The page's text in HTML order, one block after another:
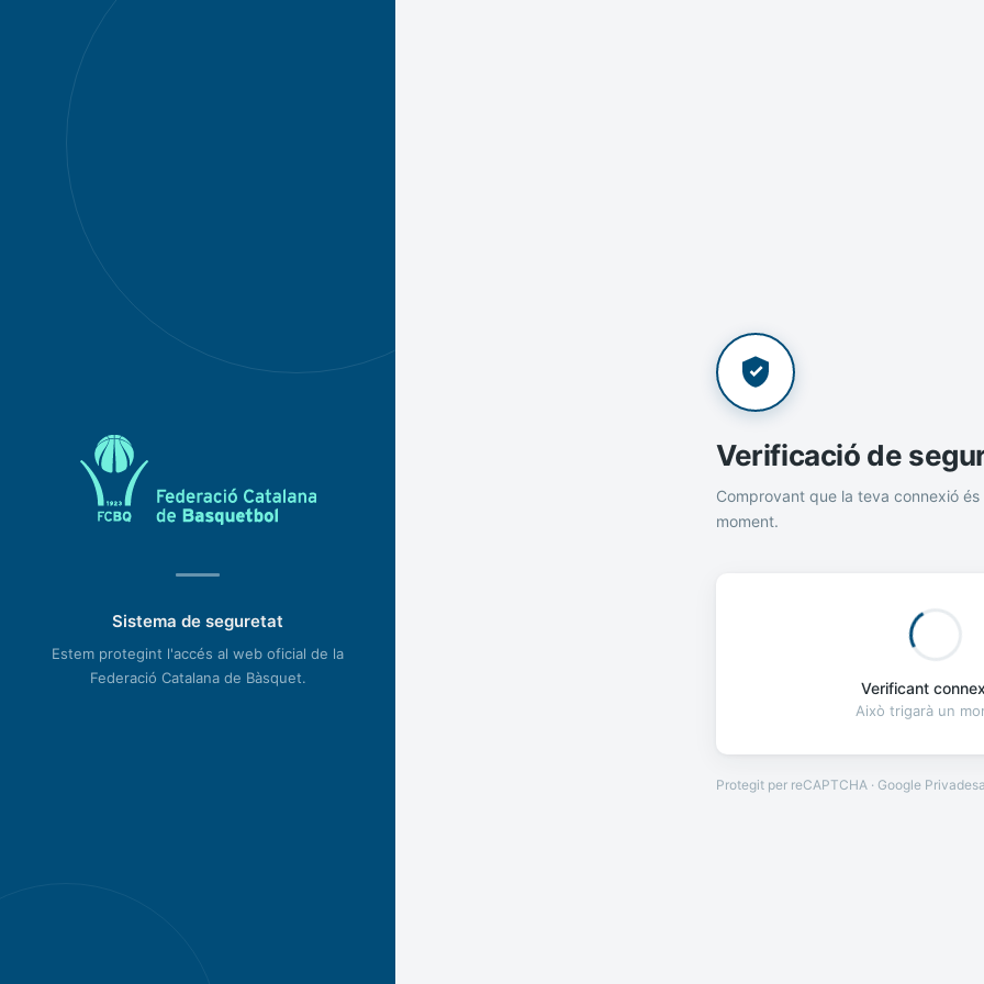
Sistema de seguretat
Estem protegint l'accés al web oficial de la
Federació Catalana de Bàsquet.
Verificació de
Comprovant que la teva connexió és
moment.
Verificant
Això trigarà un
Protegit per reCAPTCHA · Google Privadesa